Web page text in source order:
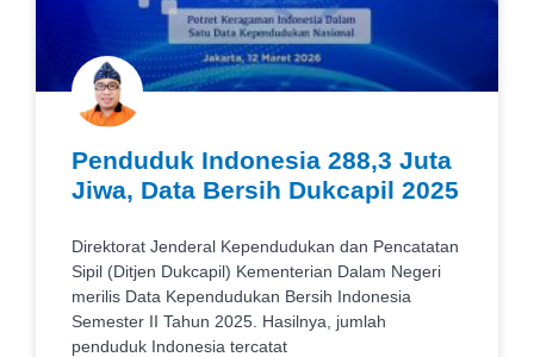
Penduduk Indonesia 288,3 Juta
Jiwa, Data Bersih Dukcapil 2025
Direktorat Jenderal Kependudukan dan Pencatatan
Sipil (Ditjen Dukcapil) Kementerian Dalam Negeri
merilis Data Kependudukan Bersih Indonesia
Semester II Tahun 2025. Hasilnya, jumlah
penduduk Indonesia tercatat